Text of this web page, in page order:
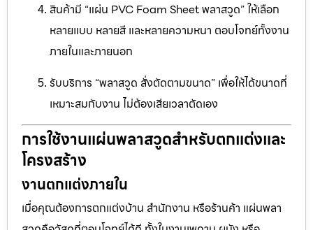
สินค้ามี “แผ่น PVC Foam Sheet พลาสวูด” ให้เลือก
หลายแบบ หลายสี และหลายความหนา ตอบโจทย์ทั้งงาน
ภายในและภายนอก
รับบริการ “พลาสวูด สั่งตัดตามขนาด” เพื่อให้ได้ขนาดที่
เหมาะสมกับงาน ไม่ต้องเสียเวลาตัดเอง
การใช้งานแผ่นพลาสวูดสำหรับตกแต่งและ
โครงสร้าง
งานตกแต่งภายใน
เมื่อคุณต้องการตกแต่งบ้าน สำนักงาน หรือร้านค้า แผ่นพลา